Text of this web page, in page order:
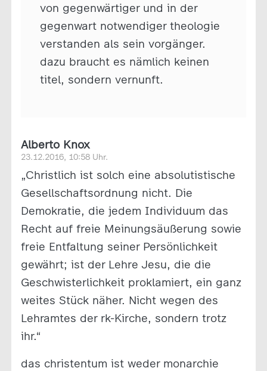
von gegenwärtiger und in der
gegenwart notwendiger theologie
verstanden als sein vorgänger.
dazu braucht es nämlich keinen
titel, sondern vernunft.
Alberto Knox
23.12.2016, 10:58 Uhr.
„Christlich ist solch eine absolutistische
Gesellschaftsordnung nicht. Die
Demokratie, die jedem Individuum das
Recht auf freie Meinungsäußerung sowie
freie Entfaltung seiner Persönlichkeit
gewährt; ist der Lehre Jesu, die die
Geschwisterlichkeit proklamiert, ein ganz
weites Stück näher. Nicht wegen des
Lehramtes der rk-Kirche, sondern trotz
ihr.“
das christentum ist weder monarchie